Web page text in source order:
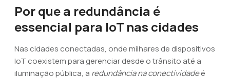
Por que a redundância é
essencial para IoT nas cidades
Nas cidades conectadas, onde milhares de dispositivos
IoT coexistem para gerenciar desde o trânsito até a
iluminação pública, a redundância na conectividadeé